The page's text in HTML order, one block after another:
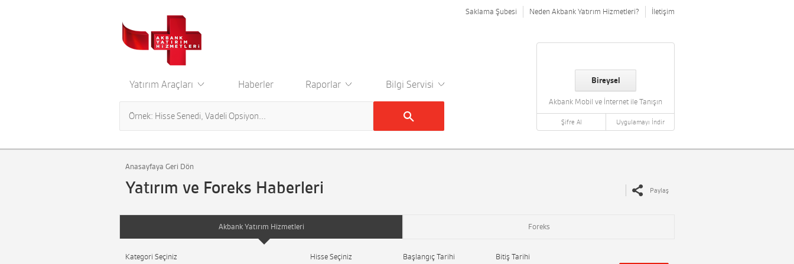
Saklama Şubesi Neden Akbank Yatırım Hizmetleri? İletişim
Bireysel
Akbank Mobil ve İnternet ile Tanışın
Şifre Al Uygulamayı İndir
Yatırım Araçları Haberler Raporlar Bilgi Servisi
Anasayfaya Geri Dön
Yatırım ve Foreks Haberleri Paylaş
Akbank Yatırım Hizmetleri Foreks
Kategori Seçiniz Hisse Seçiniz Başlangıç Tarihi Bitiş Tarihi